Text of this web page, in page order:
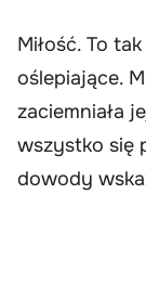
Miłość. To
oślepiające.
zaciemniała
wszystko się
dowody